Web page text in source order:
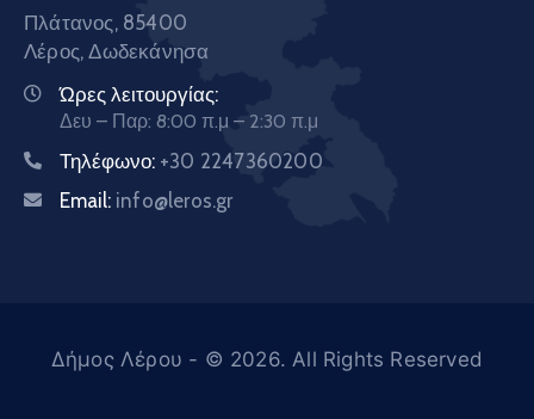
Πλάτανος, 85400
Λέρος, Δωδεκάνησα
Ώρες λειτουργίας:
Δευ – Παρ: 8:00 π.μ – 2:30 π.μ
Τηλέφωνο: +30 2247360200
Email: info@leros.gr
Δήμος Λέρου - © 2026. All Rights Reserved